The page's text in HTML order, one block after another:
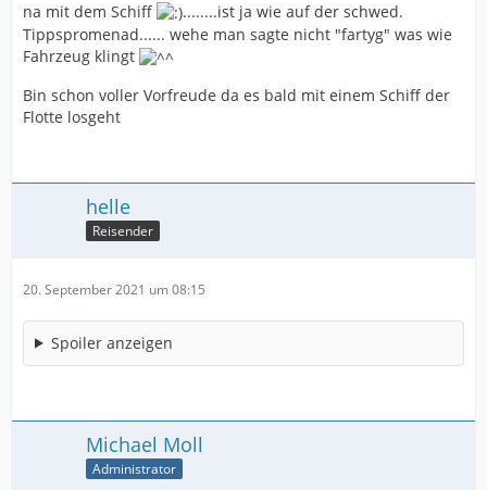
na mit dem Schiff
........ist ja wie auf der schwed.
Tippspromenad...... wehe man sagte nicht "fartyg" was wie
Fahrzeug klingt
Bin schon voller Vorfreude da es bald mit einem Schiff der
Flotte losgeht
helle
Reisender
20. September 2021 um 08:15
Spoiler anzeigen
Michael Moll
Administrator